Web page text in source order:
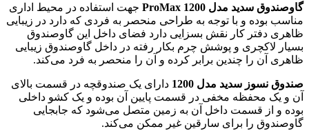
گاوصندوق سدید مدل 1200 ProMax
جهت استفاده در محیط اداری
مناسب بوده و با توجه به طراحی منحصر به فردی که دارد در زیبایی
ظاهری دفتر کار نقش بسزایی دارد فضای داخل این گاوصندوق
بسیار لاکچری و پوشش چرم بکار رفته در داخل گاوصندوق زیبایی
ظاهری آن را چندین برابر کرده و آن را منحصر به فرد می‌کند.
صندوق نسوز سدید مدل 1200
دارای یک صندوقچه در قسمت بالای
آن و یک محفظه مخفی در قسمت پایین آن بوده و یک کشو داخلی
بوده و از قسمت داخل آن به زمین متصل می‌شود که جابجایی
گاوصندوق را برای سارقین غیر ممکن می‌کند.